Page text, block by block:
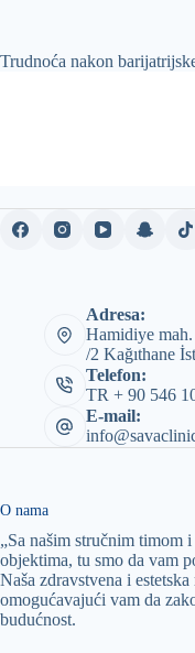
Trudnoća nakon
Adresa:
Hamidiye
/2 Kağıthane
Telefon:
TR + 90 546
E-mail:
O nama
„Sa našim stručnim timom
objektima, tu smo da vam
Naša zdravstvena i
omogućavajući vam da
budućnost.